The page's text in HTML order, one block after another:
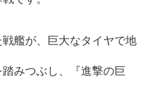
艦が、巨大なタイヤで地
みつぶし、『進撃の巨